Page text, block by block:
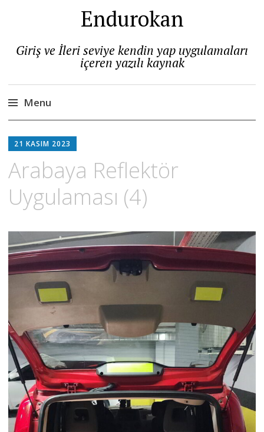
Endurokan
Giriş ve İleri seviye kendin yap uygulamaları
içeren yazılı kaynak
Menu
to
content
21 KASIM 2023
Arabaya Reflektör
Uygulaması (4)